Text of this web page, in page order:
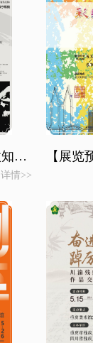
【展览预告】见微知著——第二届国际精微艺术品手绘卡展
详情>>